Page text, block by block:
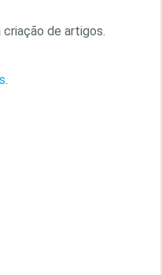
de artigos.
.